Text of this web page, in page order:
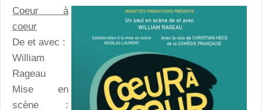
Coeur à
coeur
De et avec :
William
Rageau
Mise en
scène :